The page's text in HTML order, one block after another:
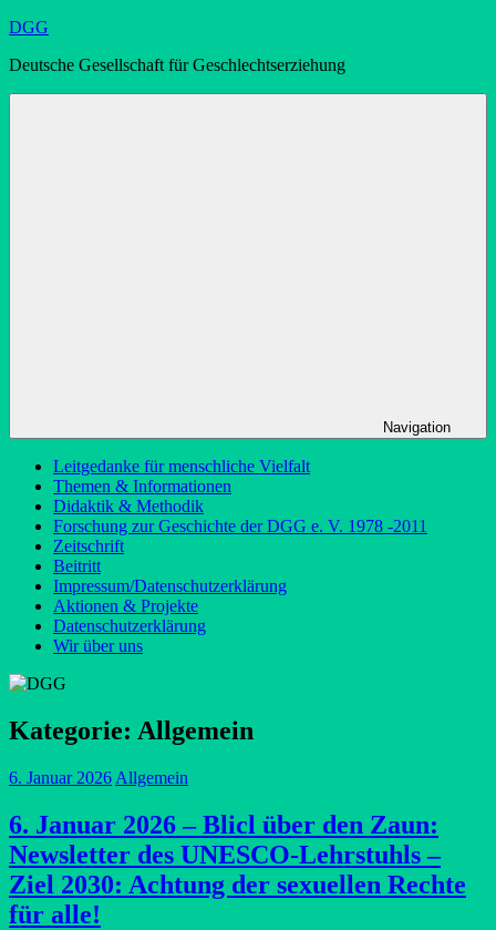
Zum
springen
DGG
Deutsche Gesellschaft für Geschlechtserziehung
Navigation
Leitgedanke für menschliche Vielfalt
Themen & Informationen
Didaktik & Methodik
Forschung zur Geschichte der DGG e. V. 1978 -2011
Zeitschrift
Beitritt
Impressum/Datenschutzerklärung
Aktionen & Projekte
Datenschutzerklärung
Wir über uns
Kategorie: Allgemein
6. Januar 2026 Allgemein
6. Januar 2026 – Blicl über den Zaun:
Newsletter des UNESCO-Lehrstuhls –
Ziel 2030: Achtung der sexuellen Rechte
für alle!